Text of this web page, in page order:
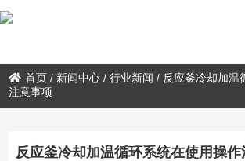
首页 / 新闻中心 /行业新闻 / 反应釜冷却加温
注意事项
反应釜冷却加温循环系统在使用操作